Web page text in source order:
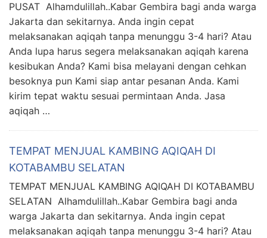
PUSAT Alhamdulillah..Kabar Gembira bagi anda warga
Jakarta dan sekitarnya. Anda ingin cepat
melaksanakan aqiqah tanpa menunggu 3-4 hari? Atau
Anda lupa harus segera melaksanakan aqiqah karena
kesibukan Anda? Kami bisa melayani dengan cehkan
besoknya pun Kami siap antar pesanan Anda. Kami
kirim tepat waktu sesuai permintaan Anda. Jasa
aqiqah …
TEMPAT MENJUAL KAMBING AQIQAH DI
KOTABAMBU SELATAN
TEMPAT MENJUAL KAMBING AQIQAH DI KOTABAMBU
SELATAN Alhamdulillah..Kabar Gembira bagi anda
warga Jakarta dan sekitarnya. Anda ingin cepat
melaksanakan aqiqah tanpa menunggu 3-4 hari? Atau